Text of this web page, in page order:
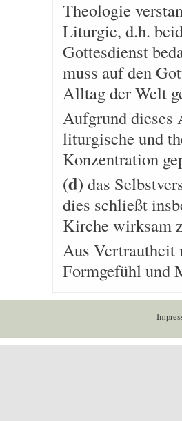
Theologie
Liturgie, d.h.
Gottesdienst
muss auf den
Alltag der Welt
Aufgrund dieses
liturgische und
Konzentration
(d) das
dies schließt
Kirche wirksam
Aus Vertrautheit
Formgefühl und